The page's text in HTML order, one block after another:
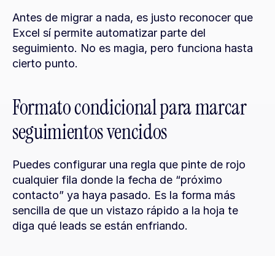
Antes de migrar a nada, es justo reconocer que
Excel sí permite automatizar parte del
seguimiento. No es magia, pero funciona hasta
cierto punto.
Formato condicional para marcar
seguimientos vencidos
Puedes configurar una regla que pinte de rojo
cualquier fila donde la fecha de “próximo
contacto” ya haya pasado. Es la forma más
sencilla de que un vistazo rápido a la hoja te
diga qué leads se están enfriando.